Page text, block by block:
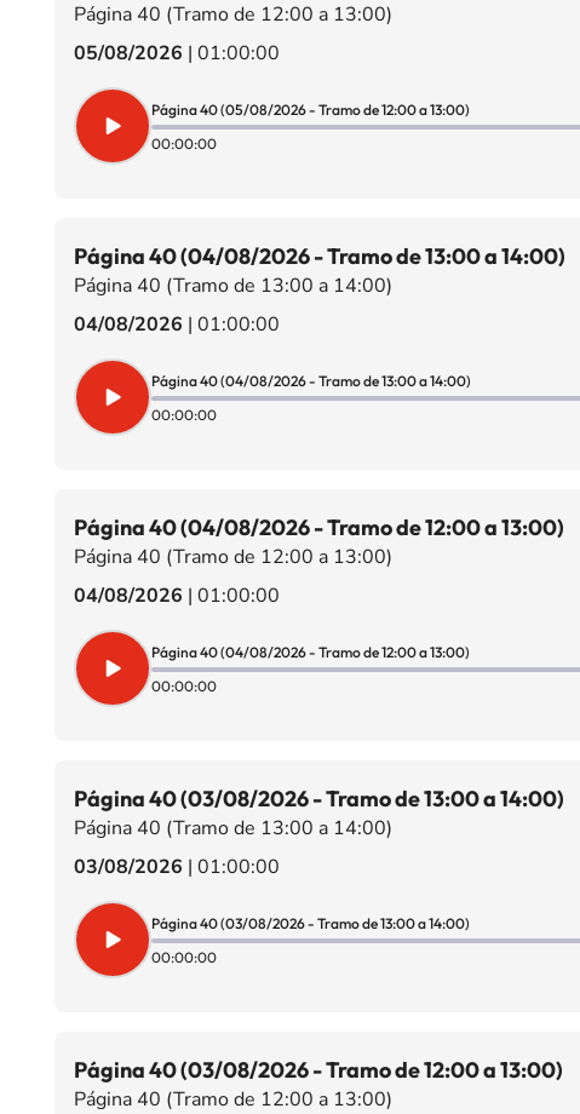
Página 40 (Tramo de 12:00 a 13:00)
05/08/2026 | 01:00:00
Página 40 (05/08/2026 - Tramo de 12:00 a 13:00)
00:00:00
Página 40 (04/08/2026 - Tramo de 13:00 a 14:00)
Página 40 (Tramo de 13:00 a 14:00)
04/08/2026 | 01:00:00
Página 40 (04/08/2026 - Tramo de 13:00 a 14:00)
00:00:00
Página 40 (04/08/2026 - Tramo de 12:00 a 13:00)
Página 40 (Tramo de 12:00 a 13:00)
04/08/2026 | 01:00:00
Página 40 (04/08/2026 - Tramo de 12:00 a 13:00)
00:00:00
Página 40 (03/08/2026 - Tramo de 13:00 a 14:00)
Página 40 (Tramo de 13:00 a 14:00)
03/08/2026 | 01:00:00
Página 40 (03/08/2026 - Tramo de 13:00 a 14:00)
00:00:00
Página 40 (03/08/2026 - Tramo de 12:00 a 13:00)
Página 40 (Tramo de 12:00 a 13:00)